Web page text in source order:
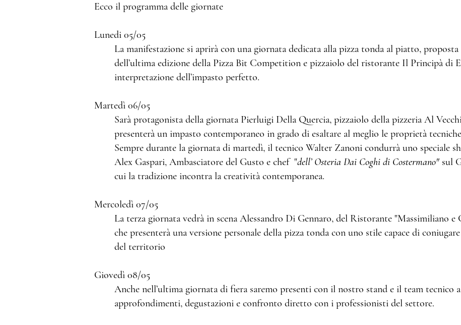
Ecco il programma delle giornate
Lunedi 05/05
La manifestazione si aprirà con una giornata dedicata alla pizza tonda al piatto,
dell’ultima edizione della Pizza Bit Competition e pizzaiolo del ristorante Il Principà di
interpretazione dell’impasto perfetto.
Martedì 06/05
Sarà protagonista della giornata Pierluigi Della Quercia, pizzaiolo della pizzeria Al
presenterà un impasto contemporaneo in grado di esaltare al meglio le proprietà
Sempre durante la giornata di martedì, il tecnico Walter Zanoni condurrà uno speciale
Alex Gaspari, Ambasciatore del Gusto e chef "dell’ Osteria Dai Coghi di Costermano" sul
cui la tradizione incontra la creatività contemporanea.
Mercoledì 07/05
La terza giornata vedrà in scena Alessandro Di Gennaro, del Ristorante "Massimiliano
che presenterà una versione personale della pizza tonda con uno stile capace di
del territorio
Giovedì 08/05
Anche nell’ultima giornata di fiera saremo presenti con il nostro stand e il team tecnico
approfondimenti, degustazioni e confronto diretto con i professionisti del settore.